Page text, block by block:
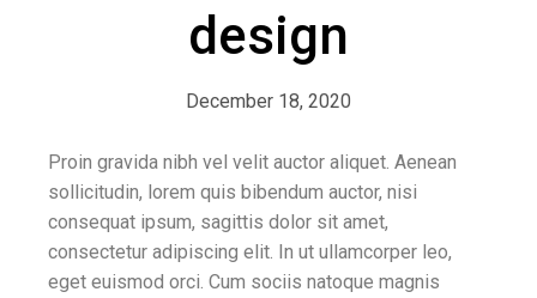
design
December 18, 2020
Proin gravida nibh vel velit auctor aliquet. Aenean
sollicitudin, lorem quis bibendum auctor, nisi
consequat ipsum, sagittis dolor sit amet,
consectetur adipiscing elit. In ut ullamcorper leo,
eget euismod orci. Cum sociis natoque magnis